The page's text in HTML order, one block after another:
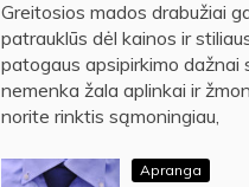
Greitosios mados drabužiai
patrauklūs dėl kainos ir
patogaus apsipirkimo dažnai
nemenka žala aplinkai ir
norite rinktis sąmoningiau,
Apranga